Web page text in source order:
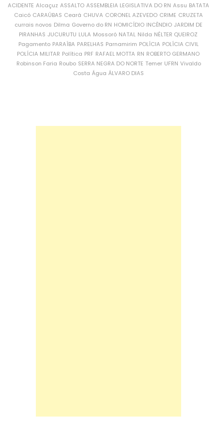
ACIDENTE Alcaçuz ASSALTO ASSEMBLEIA LEGISLATIVA DO RN Assu BATATA
Caicó CARAÚBAS Ceará CHUVA CORONEL AZEVEDO CRIME CRUZETA
currais novos Dilma Governo do RN HOMICÍDIO INCÊNDIO JARDIM DE
PIRANHAS JUCURUTU LULA Mossoró NATAL Nilda NÉLTER QUEIROZ
Pagamento PARAÍBA PARELHAS Parnamirim POLÍCIA POLÍCIA CIVIL
POLÍCIA MILITAR Política PRF RAFAEL MOTTA RN ROBERTO GERMANO
Robinson Faria Roubo SERRA NEGRA DO NORTE Temer UFRN Vivaldo
Costa Água ÁLVARO DIAS